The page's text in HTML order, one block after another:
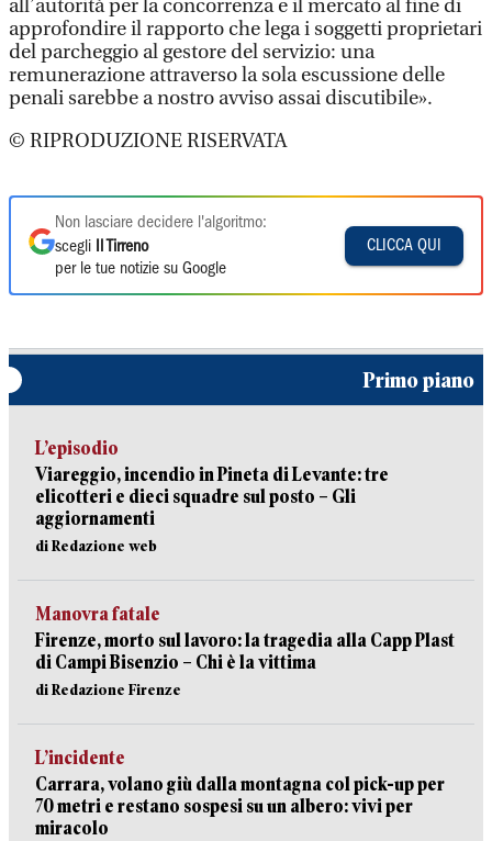
all’autorità per la concorrenza e il mercato al fine di
approfondire il rapporto che lega i soggetti proprietari
del parcheggio al gestore del servizio: una
remunerazione attraverso la sola escussione delle
penali sarebbe a nostro avviso assai discutibile».
© RIPRODUZIONE RISERVATA
Non lasciare decidere l'algoritmo:
scegli
Il Tirreno
per le tue notizie su Google
CLICCA QUI
Primo piano
L’episodio
Viareggio, incendio in Pineta di Levante: tre
elicotteri e dieci squadre sul posto – Gli
aggiornamenti
di Redazione web
Manovra fatale
Firenze, morto sul lavoro: la tragedia alla Capp Plast
di Campi Bisenzio – Chi è la vittima
di Redazione Firenze
L’incidente
Carrara, volano giù dalla montagna col pick-up per
70 metri e restano sospesi su un albero: vivi per
miracolo